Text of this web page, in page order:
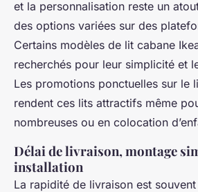
et la personnalisation reste un
des options variées sur des
Certains modèles de lit cabane
recherchés pour leur simplicité et
Les promotions ponctuelles sur le
rendent ces lits attractifs même
nombreuses ou en colocation
Délai de livraison, montage
installation
La rapidité de livraison est